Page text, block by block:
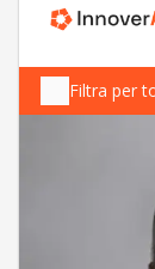
Filtra per